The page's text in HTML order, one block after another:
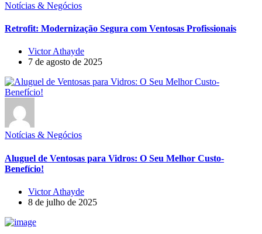
Notícias & Negócios
Retrofit: Modernização Segura com Ventosas Profissionais
Victor Athayde
7 de agosto de 2025
Notícias & Negócios
Aluguel de Ventosas para Vidros: O Seu Melhor Custo-
Benefício!
Victor Athayde
8 de julho de 2025